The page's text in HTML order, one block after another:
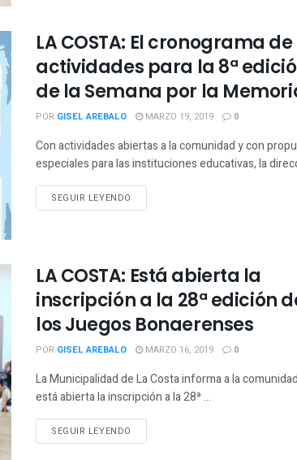
LA COSTA: El cronograma de
actividades para la 8ª
de la Semana por la
POR GISEL AREBALO MARZO 19, 2019 0
Con actividades abiertas a la comunidad y con
especiales para las instituciones educativas, la
SEGUIR LEYENDO
LA COSTA: Está abierta la
inscripción a la 28ª edición
los Juegos Bonaerenses
POR GISEL AREBALO MARZO 16, 2019 0
La Municipalidad de La Costa informa a la
está abierta la inscripción a la 28ª ...
SEGUIR LEYENDO